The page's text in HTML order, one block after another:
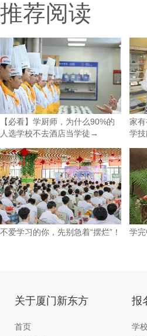
推荐阅读
【必看】学厨师，为什么90%的
人选学校不去酒店当学徒→
家
学技
不爱学习的你，先别急着“摆烂”！ 学
关于厦门新东方
首页
报
学